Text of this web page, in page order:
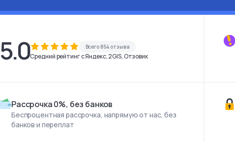
5.0 Всего 854 отзыва
Средний рейтинг с Яндекс, 2GIS, Отзовик
Рассрочка 0%, без банков
Беспроцентная рассрочка, напрямую от нас, без
банков и переплат